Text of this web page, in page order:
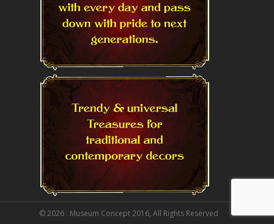
© 2026 . Museum Concept 2016, All Rights Reserved